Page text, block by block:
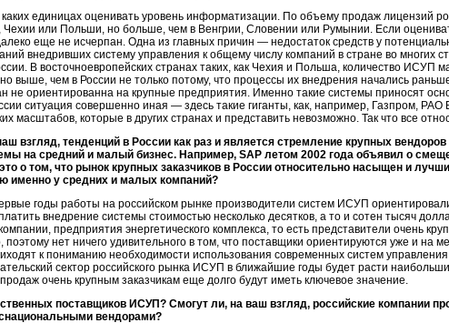
каких единицах оценивать уровень информатизации. По объему продаж лицензий
или Польши, но больше, чем в Венгрии, Словении или Румынии. Если
еще не исчерпан. Одна из главных причин — недостаток средств у
внедривших систему управления к общему числу компаний в стране во многих
В восточноевропейских странах таких, как Чехия и Польша, количество ИСУП
выше, чем в России не только потому, что процессы их внедрения начались
не ориентированна на крупные предприятия. Именно такие системы приносят
ситуация совершенно иная — здесь такие гиганты, как, например, Газпром,
масштабов, которые в других странах и представить невозможно. Так что все
взгляд, тенденций в России как раз и является стремление крупных вендоров
на средний и малый бизнес. Например, SAP летом 2002 года объявил о
о том, что рынок крупных заказчиков в России относительно насыщен и
именно у средних и малых компаний?
годы работы на российском рынке производители систем ИСУП
внедрение системы стоимостью несколько десятков, а то и сотен тысяч
предприятия энергетического комплекса, то есть представители очень
поэтому нет ничего удивительного в том, что поставщики ориентируются уже и на
к пониманию необходимости использования современных систем
сектор российского рынка ИСУП в ближайшие годы будет расти
очень крупным заказчикам еще долго будут иметь ключевое значение.
поставщиков ИСУП? Смогут ли, на ваш взгляд, российские компании
вендорами?